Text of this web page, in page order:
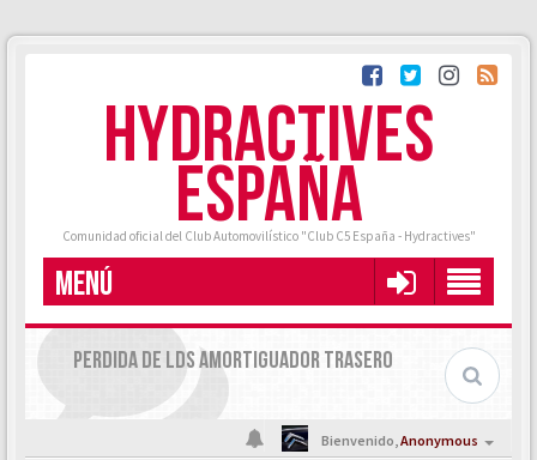
HYDRACTIVES
ESPAÑA
Comunidad oficial del Club Automovilístico "Club C5 España - Hydractives"
MENÚ
PERDIDA DE LDS AMORTIGUADOR TRASERO
Bienvenido,Anonymous